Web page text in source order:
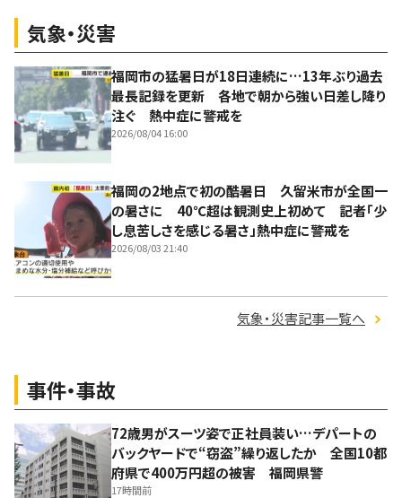
気象・災害
福岡市の猛暑日が18日連続に…13年ぶり過去
最長記録を更新 各地で朝から強い日差し降り
注ぐ 熱中症に警戒を
2026/08/04 16:00
福岡の2地点で初の酷暑日 久留米市が全国一
の暑さに 40℃超は観測史上初めて 記者「少
し息苦しさを感じる暑さ」熱中症に警戒を
2026/08/03 21:40
気象・災害記事一覧へ
事件・事故
72歳男がスーツ姿で正社員装い…デパートの
バックヤードで“窃盗”繰り返したか 全国10都
府県で400万円超の被害 福岡県警
17時間前